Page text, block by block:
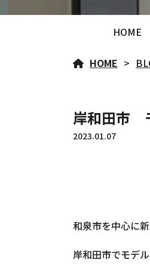
HOME
HOME
岸和田市
2023.01.07
和泉市を中心に
岸和田市でモデ